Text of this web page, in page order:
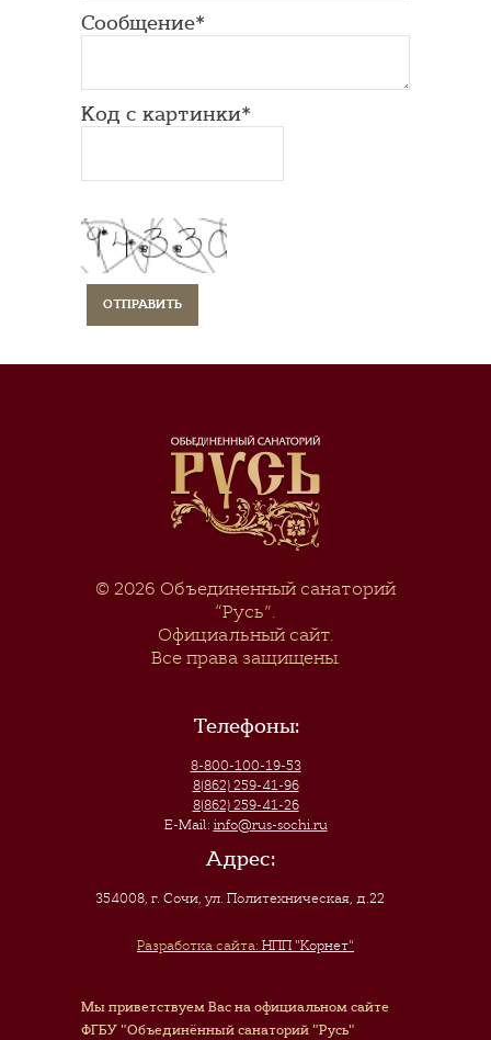
Сообщение*
Код с картинки*
© 2026 Объединенный санаторий
“Русь”.
Официальный сайт.
Все права защищены.
Телефоны:
8-800-100-19-53
8(862) 259-41-96
8(862) 259-41-26
E-Mail: info@rus-sochi.ru
Адрес:
354008, г. Сочи,ул. Политехническая, д.22
Разработка сайта: НПП "Корнет"
Мы приветствуем Вас на официальном сайте
ФГБУ "Объединённый санаторий "Русь"